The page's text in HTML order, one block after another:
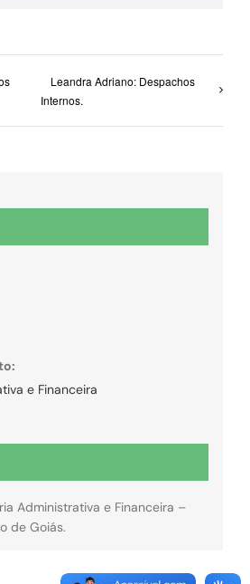
Leandra Adriano: Despachos
Internos.
e Financeira
Administrativa e Financeira –
de Goiás.